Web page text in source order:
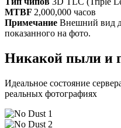
MTBF 2,000,000 часов
Примечание Внешний вид
показанного на фото.
Никакой пыли и
Идеальное состояние
реальных фотографиях